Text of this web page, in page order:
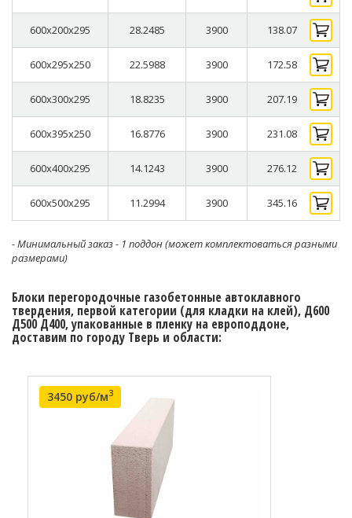
600x200x295 28.2485 3900 138.07
600x295x250 22.5988 3900 172.58
600x300x295 18.8235 3900 207.19
600x395x250 16.8776 3900 231.08
600x400x295 14.1243 3900 276.12
600x500x295 11.2994 3900 345.16
- Минимальный заказ - 1 поддон (может комплектоваться разными
размерами)
Блоки перегородочные газобетонные автоклавного
твердения, первой категории (для кладки на клей), Д600
Д500 Д400, упакованные в пленку на европоддоне,
доставим по городу Тверь и области:
3450 руб/м3